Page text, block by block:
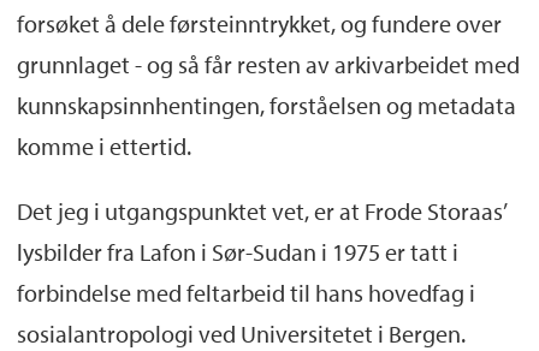
forsøket å dele førsteinntrykket, og fundere over
grunnlaget - og så får resten av arkivarbeidet med
kunnskapsinnhentingen, forståelsen og metadata
komme i ettertid.
Det jeg i utgangspunktet vet, er at Frode Storaas’
lysbilder fra Lafon i Sør-Sudan i 1975 er tatt i
forbindelse med feltarbeid til hans hovedfag i
sosialantropologi ved Universitetet i Bergen.